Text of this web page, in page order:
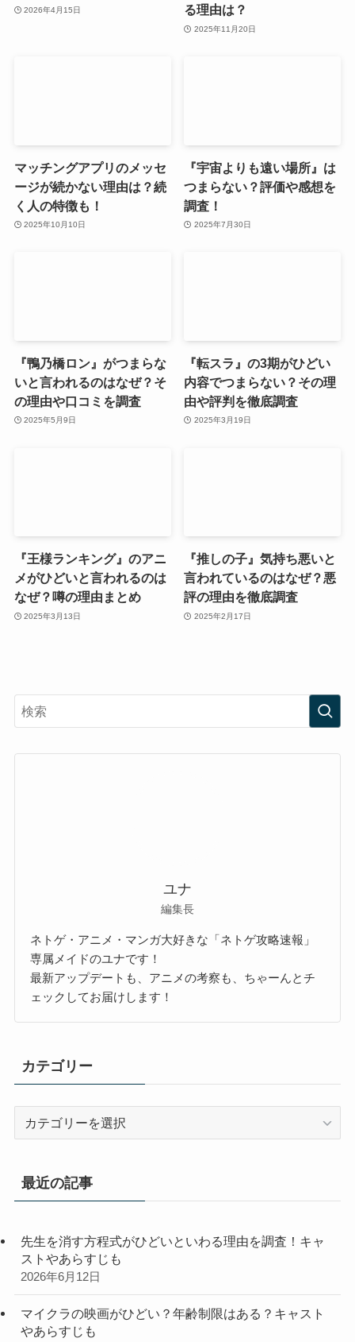
2026年4月15日 る理由は？
2025年11月20日
マッチングアプリのメッセ
ージが続かない理由は？続
く人の特徴も！
2025年10月10日
『宇宙よりも遠い場所』は
つまらない？評価や感想を
調査！
2025年7月30日
『鴨乃橋ロン』がつまらな
いと言われるのはなぜ？そ
の理由や口コミを調査
2025年5月9日
『転スラ』の3期がひどい
内容でつまらない？その理
由や評判を徹底調査
2025年3月19日
『王様ランキング』のアニ
メがひどいと言われるのは
なぜ？噂の理由まとめ
2025年3月13日
『推しの子』気持ち悪いと
言われているのはなぜ？悪
評の理由を徹底調査
2025年2月17日
ユナ
編集長
ネトゲ・アニメ・マンガ大好きな「ネトゲ攻略速報」
専属メイドのユナです！
最新アップデートも、アニメの考察も、ちゃーんとチ
ェックしてお届けします！
カテゴリー
リ
最近の記事
先生を消す方程式がひどいといわる理由を調査！キャ
ストやあらすじも
2026年6月12日
マイクラの映画がひどい？年齢制限はある？キャスト
やあらすじも